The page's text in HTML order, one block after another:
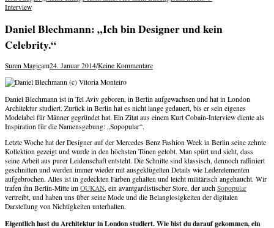
navigation
Interview
Daniel Blechmann: „Ich bin Designer und kein
Celebrity.“
Suren Magicam24. Januar 2014/Keine Kommentare
Daniel Blechmann ist in Tel Aviv geboren, in Berlin aufgewachsen und hat in London
Architektur studiert. Zurück in Berlin hat es nicht lange gedauert, bis er sein eigenes
Modelabel für Männer gegründet hat. Ein Zitat aus einem Kurt Cobain-Interview diente als
Inspiration für die Namensgebung: „Sopopular“.
Letzte Woche hat der Designer auf der Mercedes Benz Fashion Week in Berlin seine zehnte
Kollektion gezeigt und wurde in den höchsten Tönen gelobt. Man spürt und sieht, dass
seine Arbeit aus purer Leidenschaft entsteht. Die Schnitte sind klassisch, dennoch raffiniert
geschnitten und werden immer wieder mit ausgeklügelten Details wie Lederelementen
aufgebrochen. Alles ist in gedeckten Farben gehalten und leicht militärisch angehaucht. Wir
trafen ihn Berlin-Mitte im OUKAN, ein avantgardistischer Store, der auch Sopopular
vertreibt, und haben uns über seine Mode und die Belanglosigkeiten der digitalen
Darstellung von Nichtigkeiten unterhalten.
Eigentlich hast du Architektur in London studiert. Wie bist du darauf gekommen, ein